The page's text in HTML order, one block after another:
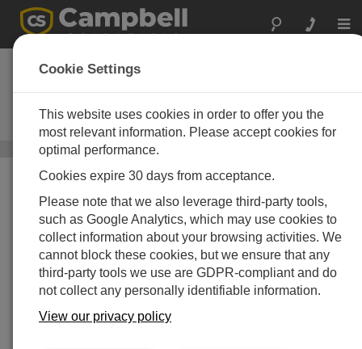
CELL220
オーストラリアおよびニュージー
ランド向け 4G LTE CAT1 セルラー
モジュール
セルラー通信/ CELL220
Cookie Settings
This website uses cookies in order to offer you the
most relevant information. Please accept cookies for
optimal performance.
Cookies expire 30 days from acceptance.
Please note that we also leverage third-party tools,
such as Google Analytics, which may use cookies to
collect information about your browsing activities. We
cannot block these cookies, but we ensure that any
third-party tools we use are GDPR-compliant and do
not collect any personally identifiable information.
View our privacy policy